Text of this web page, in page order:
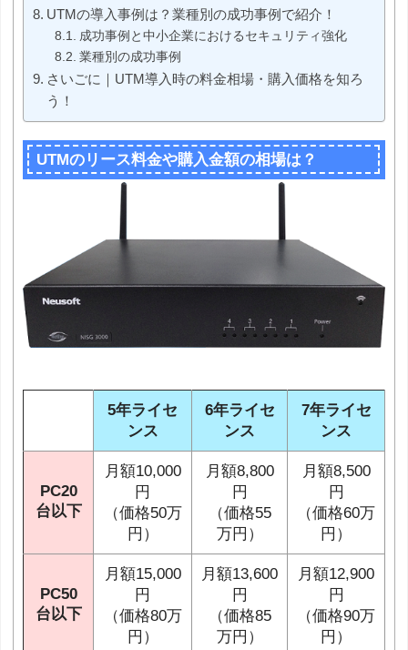
UTMの導入事例は？業種別の成功事例で紹介！
成功事例と中小企業におけるセキュリティ強化
業種別の成功事例
さいごに｜UTM導入時の料金相場・購入価格を知ろ
う！
UTMのリース料金や購入金額の相場は？
5年ライセ
ンス
6年ライセ
ンス
7年ライセ
ンス
PC20
台以下
月額10,000
円
（価格50万
円）
月額8,800
円
（価格55
万円）
月額8,500
円
（価格60万
円）
PC50
台以下
月額15,000
円
（価格80万
円）
月額13,600
円
（価格85
万円）
月額12,900
円
（価格90万
円）